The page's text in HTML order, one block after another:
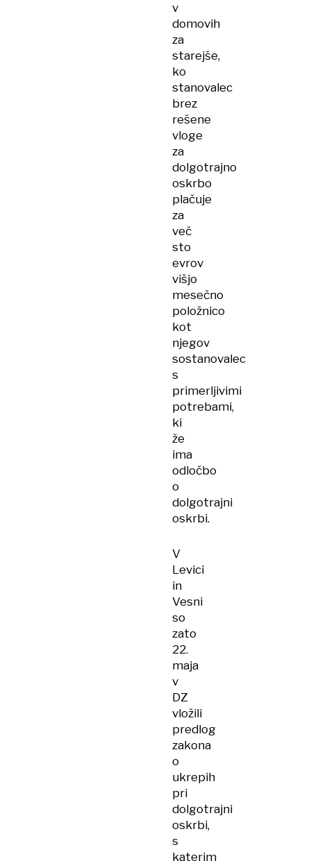
v
domovih
za
starejše,
ko
stanovalec
brez
rešene
vloge
za
dolgotrajno
oskrbo
plačuje
za
več
sto
evrov
višjo
mesečno
položnico
kot
njegov
sostanovalec
s
primerljivimi
potrebami,
ki
že
ima
odločbo
o
dolgotrajni
oskrbi.
V
Levici
in
Vesni
so
zato
22.
maja
v
DZ
vložili
predlog
zakona
o
ukrepih
pri
dolgotrajni
oskrbi,
s
katerim